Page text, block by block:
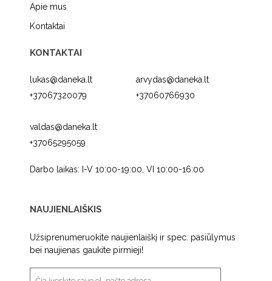
Apie mus
Kontaktai
KONTAKTAI
lukas@daneka.lt
+37067320079
arvydas@daneka.lt
+37060766930
valdas@daneka.lt
+37065295059
Darbo laikas: I-V 10:00-19:00, VI 10:00-16:00
NAUJIENLAIŠKIS
Užsiprenumeruokite naujienlaiškį ir spec. pasiūlymus
bei naujienas gaukite pirmieji!